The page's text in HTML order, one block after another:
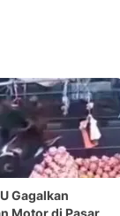
Gagalkan
Motor di Pasar